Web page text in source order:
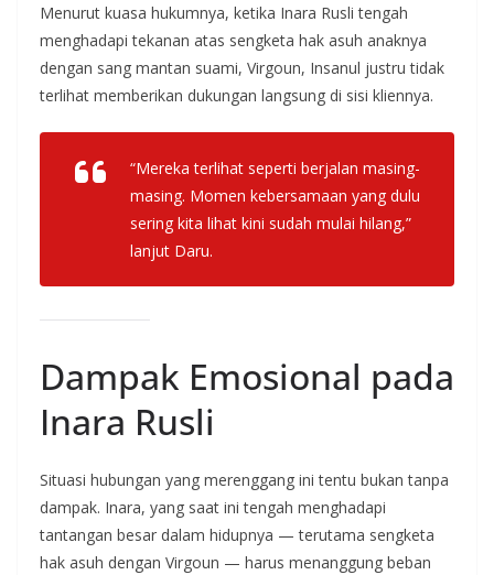
Menurut kuasa hukumnya, ketika Inara Rusli tengah
menghadapi tekanan atas sengketa hak asuh anaknya
dengan sang mantan suami, Virgoun, Insanul justru tidak
terlihat memberikan dukungan langsung di sisi kliennya.
“Mereka terlihat seperti berjalan masing-
masing. Momen kebersamaan yang dulu
sering kita lihat kini sudah mulai hilang,”
lanjut Daru.
Dampak Emosional pada
Inara Rusli
Situasi hubungan yang merenggang ini tentu bukan tanpa
dampak. Inara, yang saat ini tengah menghadapi
tantangan besar dalam hidupnya — terutama sengketa
hak asuh dengan Virgoun — harus menanggung beban